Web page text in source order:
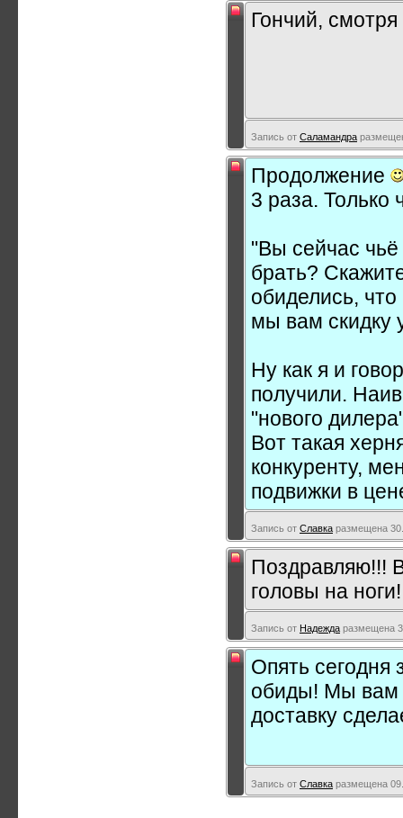
Гончий,
Запись от Саламандра
Продолжение
3 раза. Только
"Вы сейчас
брать?
обиделись,
мы вам скидку
Ну как я и
получили.
"нового
Вот такая
конкуренту,
подвижки в
Запись от Славка размещена
Поздравляю!!!
головы на ноги!
Запись от Надежда размещена
Опять сегодня
обиды! Мы вам
доставку
Запись от Славка размещена